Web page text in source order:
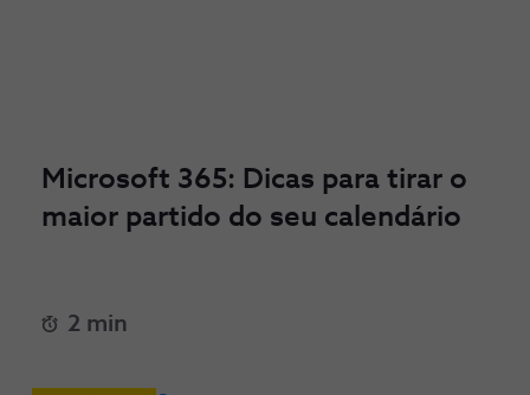
Microsoft 365: Dicas para tirar o
maior partido do seu calendário
2 min